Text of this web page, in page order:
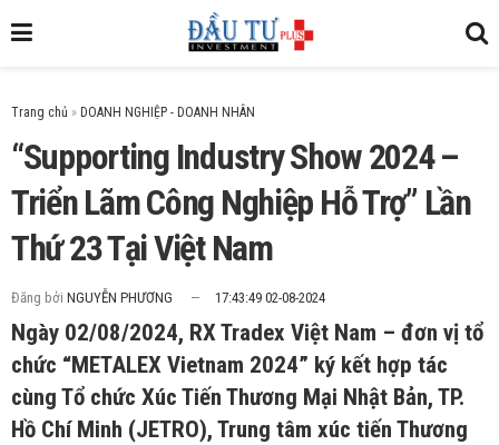
Trang chủ »
“Supporting Industry Show 2024 –
Triển Lãm Công Nghiệp Hỗ Trợ” Lần
Thứ 23 Tại Việt Nam
Đăng bởi NGUYỄN PHƯƠNG 17:43:49 02-08-2024
Ngày 02/08/2024, RX Tradex Việt Nam – đơn vị tổ
chức “METALEX Vietnam 2024” ký kết hợp tác
cùng Tổ chức Xúc Tiến Thương Mại Nhật Bản, TP.
Hồ Chí Minh (JETRO), Trung tâm xúc tiến Thương